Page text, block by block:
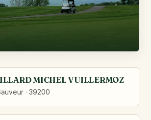
MICHEL VUILLERMOZ
· 39200